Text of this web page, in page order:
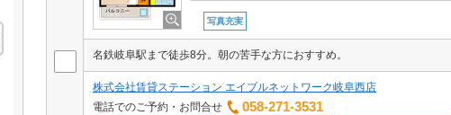
写真充実
名鉄岐阜駅まで徒歩8分。朝の苦手な方におすすめ。
株式会社賃貸ステーション エイブルネットワーク岐阜西店
電話でのご予約・お問合せ
058-271-3531